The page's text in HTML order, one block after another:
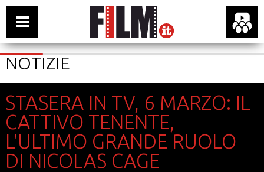
NOTIZIE
STASERA IN TV, 6 MARZO: IL
CATTIVO TENENTE,
L'ULTIMO GRANDE RUOLO
DI NICOLAS CAGE